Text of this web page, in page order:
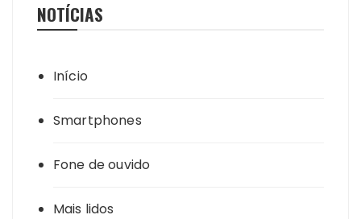
NOTÍCIAS
Início
Smartphones
Fone de ouvido
Mais lidos